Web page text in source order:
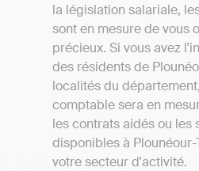
la législation salariale,
sont en mesure de vous
précieux. Si vous avez
des résidents de
localités du
comptable sera en
les contrats aidés ou les
disponibles à
votre secteur d'activité.